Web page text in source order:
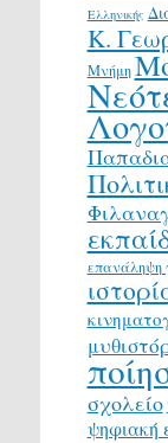
Ελληνικής
Κ.
Μνήμη
επανάληψη
σχολείο
ψηφιακή